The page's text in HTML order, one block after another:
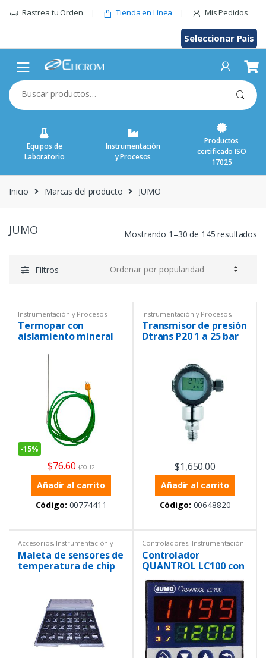
Rastrea tu Orden Tienda en Línea Mis Pedidos
Seleccionar Pais
Buscar
por:
Equipos de
Laboratorio
Instrumentación
y Procesos
Productos
certificado ISO
17025
Inicio Marcas del producto JUMO
JUMO Mostrando 1–30 de 145 resultados
Filtros
Instrumentación y Procesos,
Sensores Temperatura
Termopar con
aislamiento mineral
-15%
$76.60 $90.12
Añadir al carrito
Código: 00774411
Instrumentación y Procesos,
Nivel Transmisor
Transmisor de presión
Dtrans P20 1 a 25 bar
$1,650.00
Añadir al carrito
Código: 00648820
Accesorios, Instrumentación y
Maleta de sensores de
temperatura de chip
de platino
Controladores, Instrumentación
Controlador
QUANTROL LC100 con